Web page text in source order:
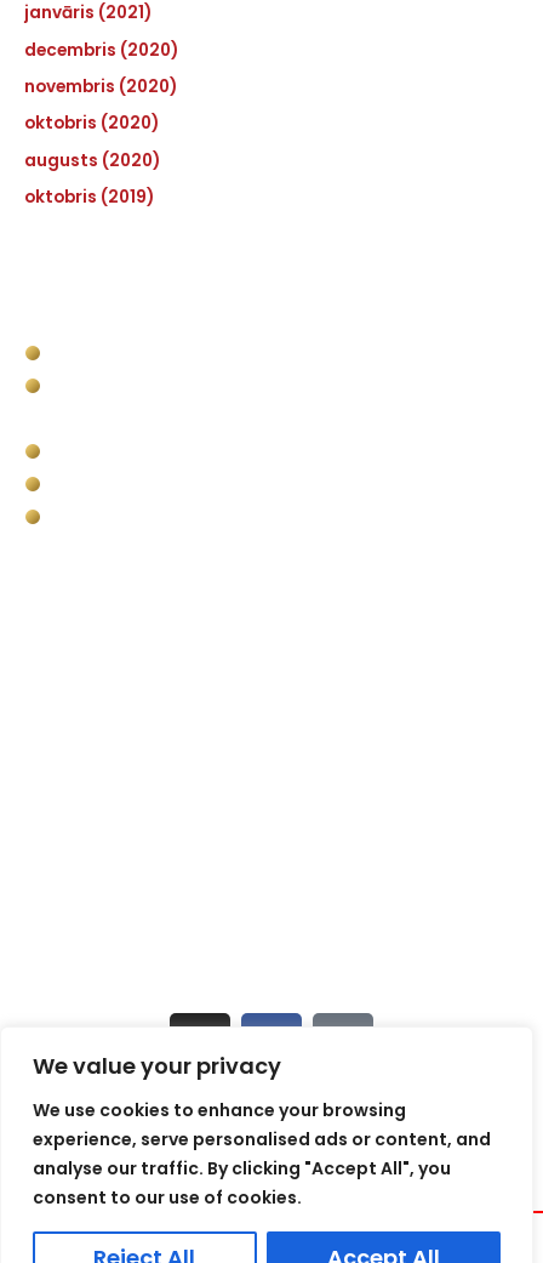
We value your privacy
We use cookies to enhance your browsing
experience, serve personalised ads or content, and
analyse our traffic. By clicking "Accept All", you
consent to our use of cookies.
janvāris (2021)
decembris (2020)
novembris (2020)
oktobris (2020)
augusts (2020)
oktobris (2019)